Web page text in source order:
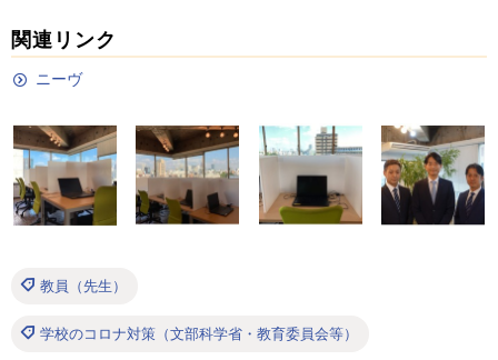
関連リンク
ニーヴ
教員（先生）
学校のコロナ対策（文部科学省・教育委員会等）